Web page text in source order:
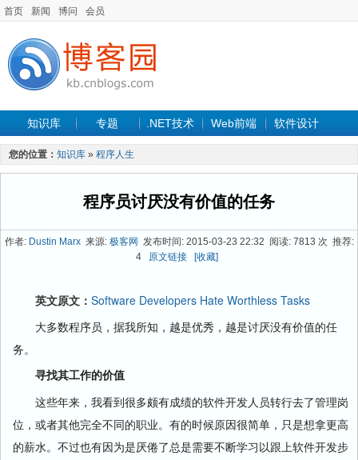
首页 新闻 博问 会员
知识库 专题 .NET技术 Web前端 软件设计
手机开发 软件工程
最新文章
您的位置： 知识库 » 程序人生
程序员讨厌没有价值的任务
作者: Dustin Marx来源: 极客网 发布时间: 2015-03-23 22:32 阅读: 7813 次 推荐:
4
原文链接 [收藏]
英文原文： Software Developers Hate Worthless Tasks
大多数程序员，据我所知，越是优秀，越是讨厌没有价值的任
务。
寻找其工作的价值
这些年来，我看到很多颇有成绩的软件开发人员转行去了管理岗
位，或者其他完全不同的职业。有的时候原因很简单，只是想拿更高
的薪水。不过也有因为是厌倦了总是需要不断学习以跟上软件开发步